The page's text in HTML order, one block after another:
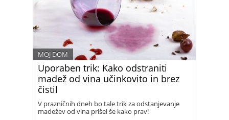
Uporaben trik: Kako odstraniti
madež od vina učinkovito in brez
čistil
MOJ DOM
V prazničnih dneh bo tale trik za odstanjevanje
madežev od vina prišel še kako prav!